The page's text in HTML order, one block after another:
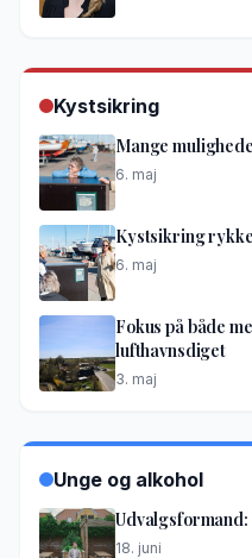
Kystsikring
Mange
6. maj
Kystsikring
6. maj
Fokus på både
lufthavnsdiget
3. maj
Unge og alkohol
Udvalgsformand:
18. juni